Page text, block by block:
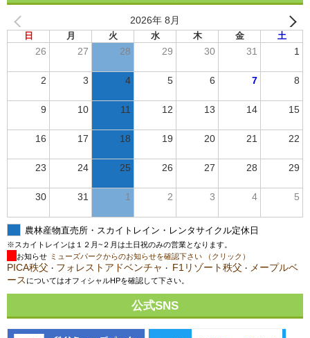
2026年 8月
日 月 火 水 木 金 土
26 27 28 29 30 31 1
2 3 4 5 6 7 8
9 10 11 12 13 14 15
16 17 18 19 20 21 22
23 24 25 26 27 28 29
30 31 1 2 3 4 5
農林産物直売所・スカイトレイン・レンタサイクル定休日
※スカイトレインは１２月~２月は土日祝のみの営業となります。
お知らせ ミューズパークからのお知らせを確認下さい （クリック）
PICA秩父 ・ フォレストアドベンチャ ・ F1リゾート秩父 ・ メープルベ
ース についてはオフィシャルHPを確認して下さい。
公式SNS